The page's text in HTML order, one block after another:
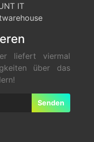
IT
liefert viermal
über das
Senden